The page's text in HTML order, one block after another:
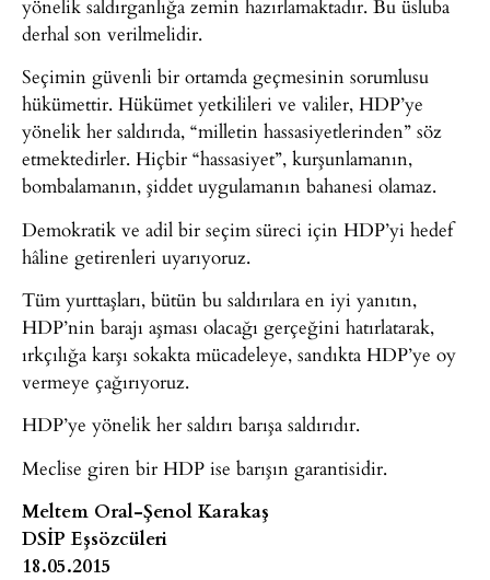
yönelik saldırganlığa zemin hazırlamaktadır. Bu üsluba
derhal son verilmelidir.
Seçimin güvenli bir ortamda geçmesinin sorumlusu
hükümettir. Hükümet yetkilileri ve valiler, HDP’ye
yönelik her saldırıda, “milletin hassasiyetlerinden” söz
etmektedirler. Hiçbir “hassasiyet”, kurşunlamanın,
bombalamanın, şiddet uygulamanın bahanesi olamaz.
Demokratik ve adil bir seçim süreci için HDP’yi hedef
hâline getirenleri uyarıyoruz.
Tüm yurttaşları, bütün bu saldırılara en iyi yanıtın,
HDP’nin barajı aşması olacağı gerçeğini hatırlatarak,
ırkçılığa karşı sokakta mücadeleye, sandıkta HDP’ye oy
vermeye çağırıyoruz.
HDP’ye yönelik her saldırı barışa saldırıdır.
Meclise giren bir HDP ise barışın garantisidir.
Meltem Oral-Şenol Karakaş
DSİP Eşsözcüleri
18.05.2015